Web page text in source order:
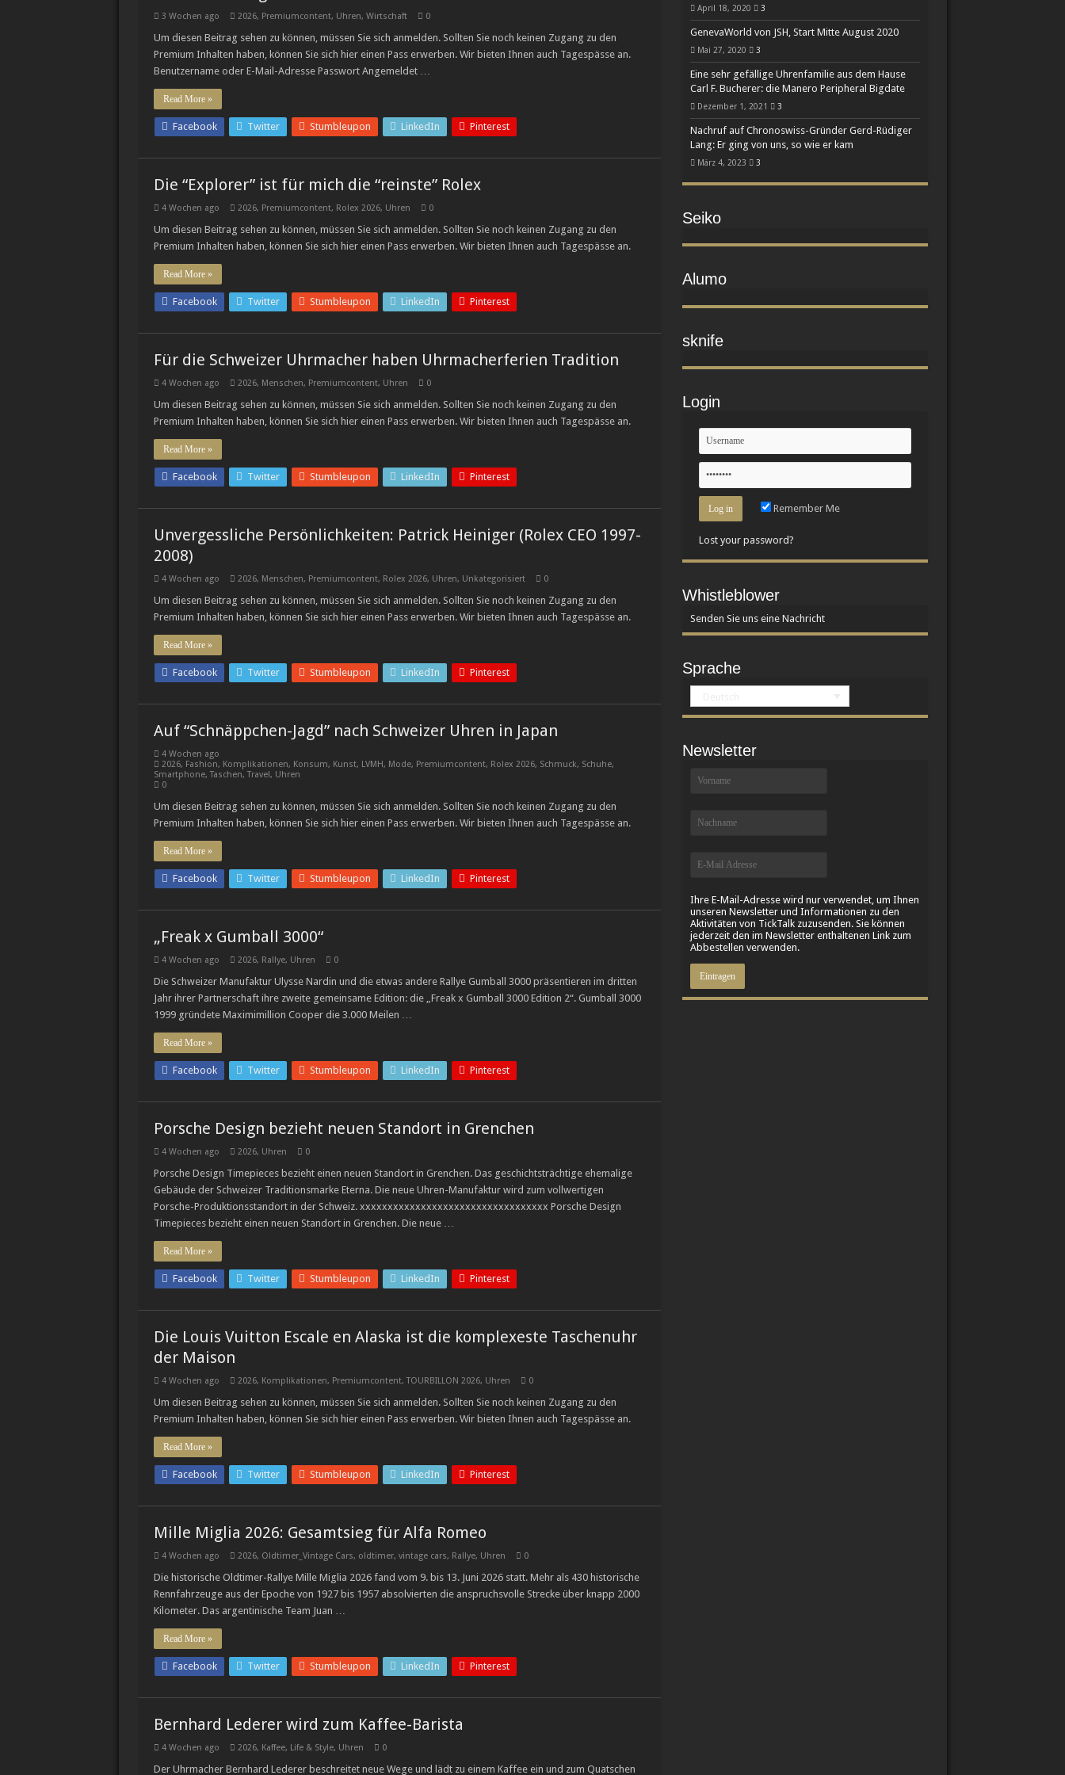
TAG Heuer, Team Ikuzawa und Bamford überraschen mit einem auf 150 Exemplare limitierten Carrera Chronographen
Luxusmarke Maserati in finanziellen Schwierigkeiten
Cystos: Auf dem Weg zur eigenständigen Manufaktur-Marke
3 Wochen ago 2026, Premiumcontent, Uhren, Wirtschaft 0
Um diesen Beitrag sehen zu können, müssen Sie sich anmelden. Sollten Sie noch keinen Zugang zu den
Premium Inhalten haben, können Sie sich hier einen Pass erwerben. Wir bieten Ihnen auch Tagespässe an.
Benutzername oder E-Mail-Adresse Passwort Angemeldet …
Read More »
Facebook Twitter Stumbleupon LinkedIn Pinterest
Die “Explorer” ist für mich die “reinste” Rolex
4 Wochen ago 2026, Premiumcontent, Rolex 2026, Uhren 0
Um diesen Beitrag sehen zu können, müssen Sie sich anmelden. Sollten Sie noch keinen Zugang zu den
Premium Inhalten haben, können Sie sich hier einen Pass erwerben. Wir bieten Ihnen auch Tagespässe an.
Read More »
Facebook Twitter Stumbleupon LinkedIn Pinterest
Für die Schweizer Uhrmacher haben Uhrmacherferien Tradition
4 Wochen ago 2026, Menschen, Premiumcontent, Uhren 0
Um diesen Beitrag sehen zu können, müssen Sie sich anmelden. Sollten Sie noch keinen Zugang zu den
Premium Inhalten haben, können Sie sich hier einen Pass erwerben. Wir bieten Ihnen auch Tagespässe an.
Read More »
Facebook Twitter Stumbleupon LinkedIn Pinterest
Unvergessliche Persönlichkeiten: Patrick Heiniger (Rolex CEO 1997-
2008)
4 Wochen ago 2026, Menschen, Premiumcontent, Rolex 2026, Uhren, Unkategorisiert 0
Um diesen Beitrag sehen zu können, müssen Sie sich anmelden. Sollten Sie noch keinen Zugang zu den
Premium Inhalten haben, können Sie sich hier einen Pass erwerben. Wir bieten Ihnen auch Tagespässe an.
Read More »
Facebook Twitter Stumbleupon LinkedIn Pinterest
Auf “Schnäppchen-Jagd” nach Schweizer Uhren in Japan
4 Wochen ago
2026, Fashion, Komplikationen, Konsum, Kunst, LVMH, Mode, Premiumcontent, Rolex 2026, Schmuck, Schuhe,
Smartphone,Taschen,Travel, Uhren
0
Um diesen Beitrag sehen zu können, müssen Sie sich anmelden. Sollten Sie noch keinen Zugang zu den
Premium Inhalten haben, können Sie sich hier einen Pass erwerben. Wir bieten Ihnen auch Tagespässe an.
Read More »
Facebook Twitter Stumbleupon LinkedIn Pinterest
„Freak x Gumball 3000“
4 Wochen ago 2026, Rallye, Uhren 0
Die Schweizer Manufaktur Ulysse Nardin und die etwas andere Rallye Gumball 3000 präsentieren im dritten
Jahr ihrer Partnerschaft ihre zweite gemeinsame Edition: die „Freak x Gumball 3000 Edition 2“. Gumball 3000
1999 gründete Maximimillion Cooper die 3.000 Meilen …
Read More »
Facebook Twitter Stumbleupon LinkedIn Pinterest
Porsche Design bezieht neuen Standort in Grenchen
4 Wochen ago 2026, Uhren 0
Porsche Design Timepieces bezieht einen neuen Standort in Grenchen. Das geschichtsträchtige ehemalige
Gebäude der Schweizer Traditionsmarke Eterna. Die neue Uhren-Manufaktur wird zum vollwertigen
Porsche-Produktionsstandort in der Schweiz. xxxxxxxxxxxxxxxxxxxxxxxxxxxxxxxxxx Porsche Design
Timepieces bezieht einen neuen Standort in Grenchen. Die neue …
Read More »
Facebook Twitter Stumbleupon LinkedIn Pinterest
Die Louis Vuitton Escale en Alaska ist die komplexeste Taschenuhr
der Maison
4 Wochen ago 2026, Komplikationen, Premiumcontent,TOURBILLON 2026, Uhren 0
Um diesen Beitrag sehen zu können, müssen Sie sich anmelden. Sollten Sie noch keinen Zugang zu den
Premium Inhalten haben, können Sie sich hier einen Pass erwerben. Wir bieten Ihnen auch Tagespässe an.
Read More »
Facebook Twitter Stumbleupon LinkedIn Pinterest
Mille Miglia 2026: Gesamtsieg für Alfa Romeo
4 Wochen ago 2026, Oldtimer_Vintage Cars, oldtimer, vintage cars, Rallye, Uhren 0
Die historische Oldtimer-Rallye Mille Miglia 2026 fand vom 9. bis 13. Juni 2026 statt. Mehr als 430 historische
Rennfahrzeuge aus der Epoche von 1927 bis 1957 absolvierten die anspruchsvolle Strecke über knapp 2000
Kilometer. Das argentinische Team Juan …
Read More »
Facebook Twitter Stumbleupon LinkedIn Pinterest
Bernhard Lederer wird zum Kaffee-Barista
4 Wochen ago 2026, Kaffee, Life & Style, Uhren 0
Der Uhrmacher Bernhard Lederer beschreitet neue Wege und lädt zu einem Kaffee ein und zum Quatschen
April 18, 2020 3
GenevaWorld von JSH, Start Mitte August 2020
Mai 27, 2020 3
Eine sehr gefällige Uhrenfamilie aus dem Hause
Carl F. Bucherer: die Manero Peripheral Bigdate
Dezember 1, 2021 3
Nachruf auf Chronoswiss-Gründer Gerd-Rüdiger
Lang: Er ging von uns, so wie er kam
März 4, 2023 3
Seiko
Alumo
sknife
Login
Remember Me
Lost your password?
Whistleblower
Senden Sie uns eine Nachricht
Sprache
Newsletter
Ihre E-Mail-Adresse wird nur verwendet, um Ihnen
unseren Newsletter und Informationen zu den
Aktivitäten von TickTalk zuzusenden. Sie können
jederzeit den im Newsletter enthaltenen Link zum
Abbestellen verwenden.